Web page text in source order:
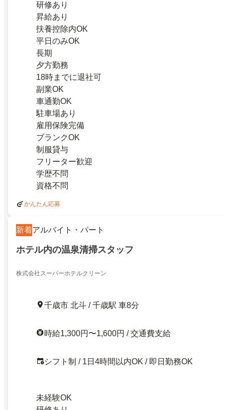
研修あり
昇給あり
扶養控除内OK
平日のみOK
長期
夕方勤務
18時までに退社可
副業OK
車通勤OK
駐車場あり
雇用保険完備
ブランクOK
制服貸与
フリーター歓迎
学歴不問
資格不問
かんたん応募
新着アルバイト・パート
ホテル内の温泉清掃スタッフ
株式会社スーパーホテルクリーン
千歳市 北斗 / 千歳駅 車8分
時給1,300円〜1,600円 / 交通費支給
シフト制 / 1日4時間以内OK / 即日勤務OK
未経験OK